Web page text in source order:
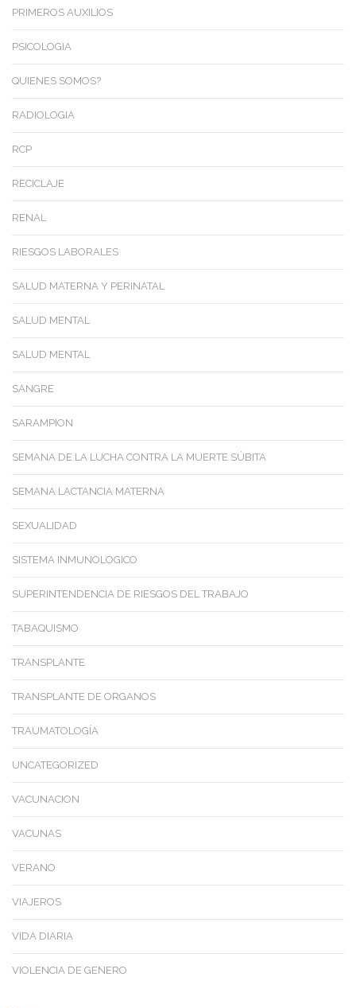
PRIMEROS AUXILIOS
PSICOLOGIA
QUIENES SOMOS?
RADIOLOGIA
RCP
RECICLAJE
RENAL
RIESGOS LABORALES
SALUD MATERNA Y PERINATAL
SALUD MENTAL
SALUD MENTAL
SANGRE
SARAMPION
SEMANA DE LA LUCHA CONTRA LA MUERTE SÚBITA
SEMANA LACTANCIA MATERNA
SEXUALIDAD
SISTEMA INMUNOLOGICO
SUPERINTENDENCIA DE RIESGOS DEL TRABAJO
TABAQUISMO
TRANSPLANTE
TRANSPLANTE DE ORGANOS
TRAUMATOLOGÍA
UNCATEGORIZED
VACUNACION
VACUNAS
VERANO
VIAJEROS
VIDA DIARIA
VIOLENCIA DE GENERO